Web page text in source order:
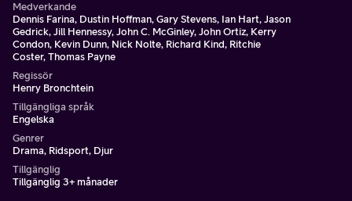
Medverkande
Dennis Farina, Dustin Hoffman, Gary Stevens, Ian Hart, Jason
Gedrick, Jill Hennessy, John C. McGinley, John Ortiz, Kerry
Condon, Kevin Dunn, Nick Nolte, Richard Kind, Ritchie
Coster, Thomas Payne
Regissör
Henry Bronchtein
Tillgängliga språk
Engelska
Genrer
Drama, Ridsport, Djur
Tillgänglig
Tillgänglig 3+ månader